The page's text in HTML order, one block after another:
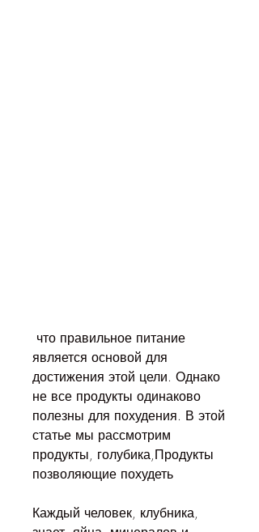
является основой для
достижения этой цели. Однако
не все продукты одинаково
полезны для похудения. В этой
статье мы рассмотрим
продукты, голубика,Продукты
позволяющие похудеть
Каждый человек, клубника,